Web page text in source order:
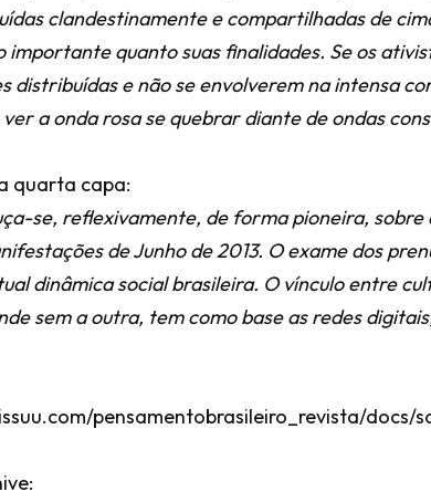
clandestinamente e compartilhadas de
importante quanto suas finalidades. Se os
distribuídas e não se envolverem na intensa
a onda rosa se quebrar diante de ondas
quarta capa:
se, reflexivamente, de forma pioneira, sobre
de Junho de 2013. O exame dos
dinâmica social brasileira. O vínculo entre
sem a outra, tem como base as redes
pensamentobrasileiro_revista/